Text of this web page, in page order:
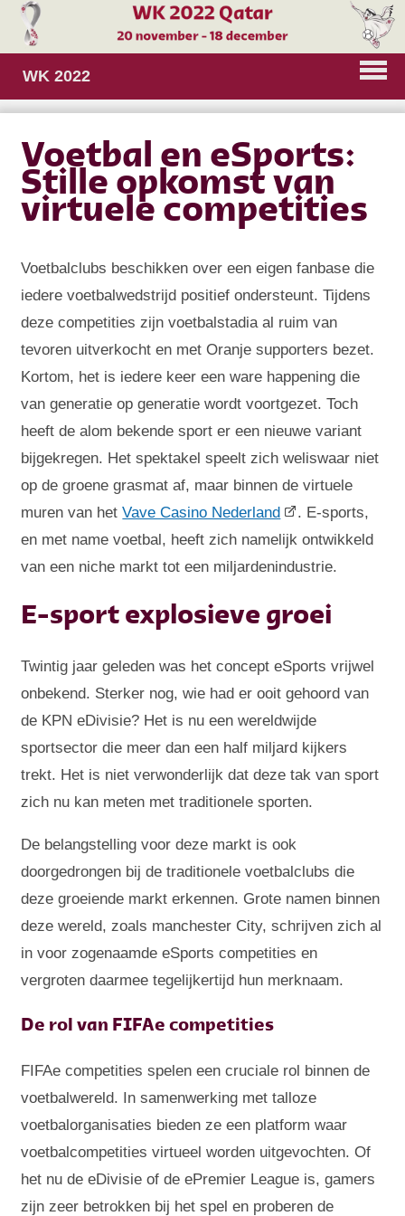
WK 2022
Voetbal en eSports:
Stille opkomst van
virtuele competities
Voetbalclubs beschikken over een eigen fanbase die
iedere voetbalwedstrijd positief ondersteunt. Tijdens
deze competities zijn voetbalstadia al ruim van
tevoren uitverkocht en met Oranje supporters bezet.
Kortom, het is iedere keer een ware happening die
van generatie op generatie wordt voortgezet. Toch
heeft de alom bekende sport er een nieuwe variant
bijgekregen. Het spektakel speelt zich weliswaar niet
op de groene grasmat af, maar binnen de virtuele
muren van hetVave Casino Nederland
. E-sports,
en met name voetbal, heeft zich namelijk ontwikkeld
van een niche markt tot een miljardenindustrie.
E-sport explosieve groei
Twintig jaar geleden was het concept eSports vrijwel
onbekend. Sterker nog, wie had er ooit gehoord van
de KPN eDivisie? Het is nu een wereldwijde
sportsector die meer dan een half miljard kijkers
trekt. Het is niet verwonderlijk dat deze tak van sport
zich nu kan meten met traditionele sporten.
De belangstelling voor deze markt is ook
doorgedrongen bij de traditionele voetbalclubs die
deze groeiende markt erkennen. Grote namen binnen
deze wereld, zoals manchester City, schrijven zich al
in voor zogenaamde eSports competities en
vergroten daarmee tegelijkertijd hun merknaam.
De rol van FIFAe competities
FIFAe competities spelen een cruciale rol binnen de
voetbalwereld. In samenwerking met talloze
voetbalorganisaties bieden ze een platform waar
voetbalcompetities virtueel worden uitgevochten. Of
het nu de eDivisie of de ePremier League is, gamers
zijn zeer betrokken bij het spel en proberen de